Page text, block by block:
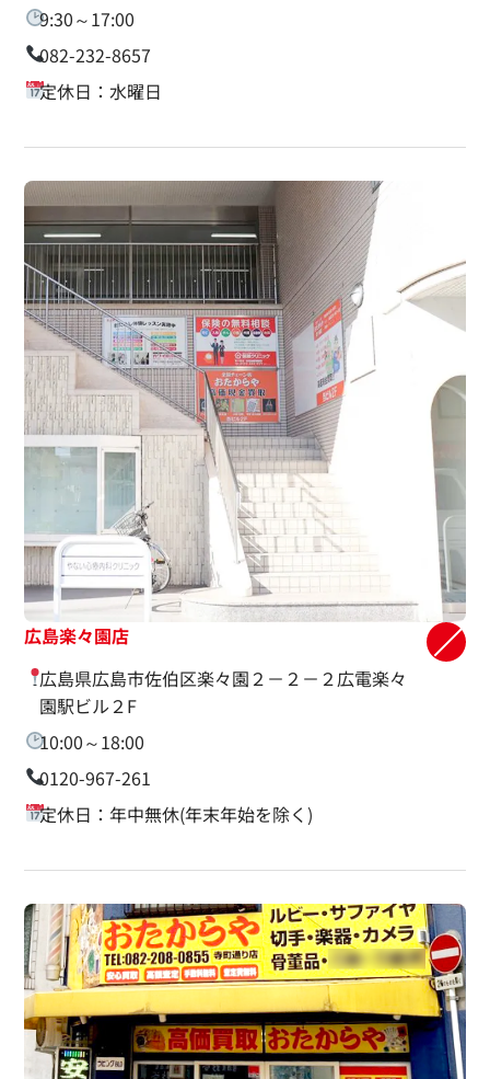
9:30～17:00
082-232-8657
定休日：水曜日
広島楽々園店
広島県広島市佐伯区楽々園２－２－２広電楽々
園駅ビル２F
10:00～18:00
0120-967-261
定休日：年中無休(年末年始を除く)